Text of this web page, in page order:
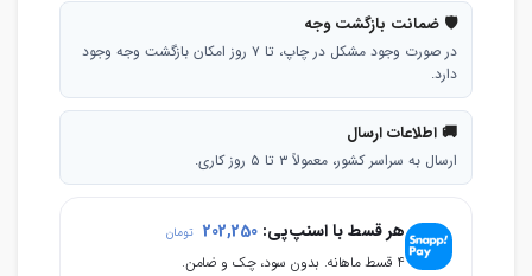
🛡 ضمانت بازگشت وجه
در صورت وجود مشکل در چاپ، تا ۷ روز امکان بازگشت وجه وجود
دارد.
🚚 اطلاعات ارسال
ارسال به سراسر کشور، معمولاً ۳ تا ۵ روز کاری.
هر قسط با اسنپ‌پی: 202,250 تومان
۴ قسط ماهانه. بدون سود، چک و ضامن.